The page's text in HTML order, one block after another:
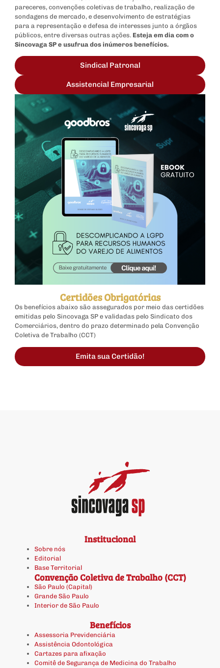
pareceres, convenções coletivas de trabalho, realização de
sondagens de mercado, e desenvolvimento de estratégias
para a representação e defesa de interesses junto a órgãos
públicos, entre diversas outras ações. Esteja em dia com o
Sincovaga SP e usufrua dos inúmeros benefícios.
Sindical Patronal
Assistencial Empresarial
Certidões Obrigatórias
Os benefícios abaixo são assegurados por meio das certidões
emitidas pelo Sincovaga SP e validadas pelo Sindicato dos
Comerciários, dentro do prazo determinado pela Convenção
Coletiva de Trabalho (CCT)
Emita sua Certidão!
Institucional
Sobre nós
Editorial
Base Territorial
Convenção Coletiva de Trabalho (CCT)
São Paulo (Capital)
Grande São Paulo
Interior de São Paulo
Benefícios
Assessoria Previdenciária
Assistência Odontológica
Cartazes para afixação
Comitê de Segurança de Medicina do Trabalho